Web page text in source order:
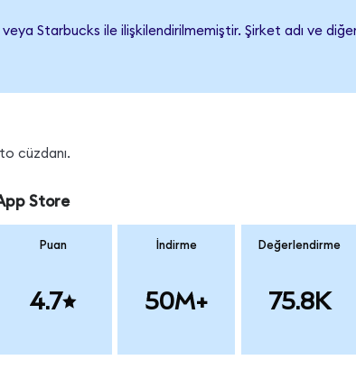
Starbucks ile ilişkilendirilmemiştir. Şirket adı ve
cüzdanı.
Store
Puan
4.7
İndirme
50M+
Değerlendirme
75.8K